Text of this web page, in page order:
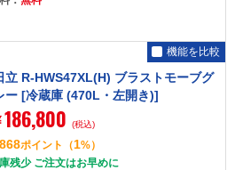
立 R-HWS47XL(H) ブラストモーブグ
ー [冷蔵庫 (470L・左開き)]
186,800 (税込)
ポイント （1%）
残少 ご注文はお早めに
機能を比較